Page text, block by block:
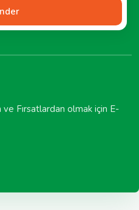
Fırsatlardan olmak için E-